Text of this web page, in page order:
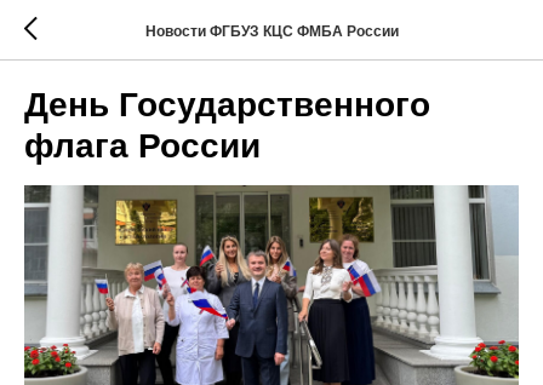
Новости ФГБУЗ КЦС ФМБА России
День Государственного
флага России